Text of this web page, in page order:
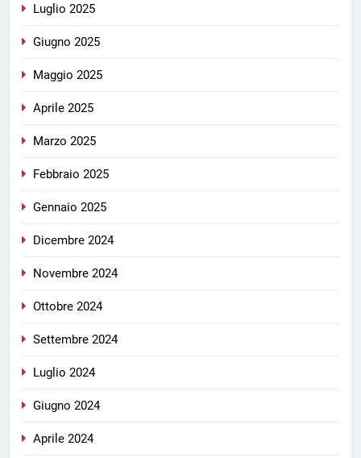
Luglio 2025
Giugno 2025
Maggio 2025
Aprile 2025
Marzo 2025
Febbraio 2025
Gennaio 2025
Dicembre 2024
Novembre 2024
Ottobre 2024
Settembre 2024
Luglio 2024
Giugno 2024
Aprile 2024